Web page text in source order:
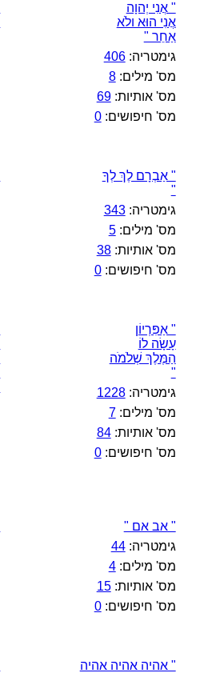
" אֲנִי יְהוָה
אֲנִי הוּא ולֹא
אַחֵר "
גימטריה:406
מס' מילים:8
מס' אותיות:69
מס' חיפושים:0
" אַבְרָם לֶךְ לְךָ
"
גימטריה:343
מס' מילים:5
מס' אותיות:38
מס' חיפושים:0
" אַפִּרְיוֹן
עָשָׂה לוֹ
הַמֶּלֶךְ שְׁלֹמֹה
"
גימטריה:1228
מס' מילים:7
מס' אותיות:84
מס' חיפושים:0
" אב אם "
גימטריה:44
מס' מילים:4
מס' אותיות:15
מס' חיפושים:0
" אהיה אהיה אהיה